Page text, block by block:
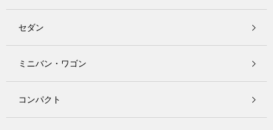
セダン
ミニバン・ワゴン
コンパクト